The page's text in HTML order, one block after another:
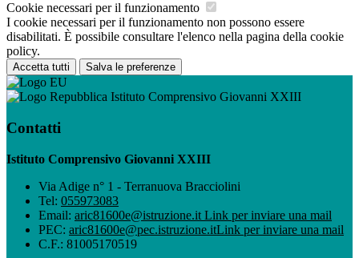
Cookie necessari per il funzionamento
I cookie necessari per il funzionamento non possono essere
disabilitati. È possibile consultare l'elenco nella pagina della cookie
policy.
Accetta tutti Salva le preferenze
Istituto Comprensivo Giovanni XXIII
Contatti
Istituto Comprensivo Giovanni XXIII
Via Adige n° 1 - Terranuova Bracciolini
Tel: 055973083
Email: aric81600e@istruzione.it Link per inviare una mail
PEC: aric81600e@pec.istruzione.itLink per inviare una mail
C.F.: 81005170519